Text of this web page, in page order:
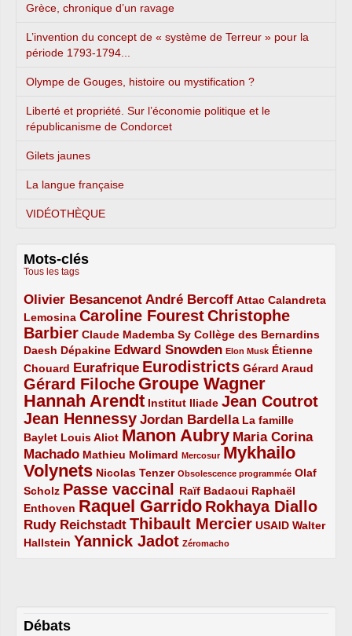
Grèce, chronique d’un ravage
L’invention du concept de « système de Terreur » pour la
période 1793-1794...
Olympe de Gouges, histoire ou mystification ?
Liberté et propriété. Sur l’économie politique et le
républicanisme de Condorcet
Gilets jaunes
La langue française
VIDÉOTHÈQUE
Mots-clés
Tous les tags
Olivier Besancenot
3/5 André Bercoff
3/5 Attac
2/5
Calandreta
Lemosina
2/5 Caroline Fourest
4/5
Christophe
Barbier
4/5 Claude Mademba Sy
2/5 Collège des Bernardins
2/5
Daesh
2/5 Dépakine
2/5 Edward Snowden
3/5 Elon Musk
1/5
Étienne
Chouard
2/5 Eurafrique
3/5 Eurodistricts
4/5 Gérard Araud
2/5
Gérard Filoche
4/5 Groupe Wagner
5/5
Hannah Arendt
5/5 Institut Iliade
2/5 Jean Coutrot
4/5
Jean Hennessy
4/5 Jordan Bardella
3/5
La famille
Baylet
2/5 Louis Aliot
2/5 Manon Aubry
5/5
Maria Corina
Machado
3/5 Mathieu Molimard
2/5 Mercosur
1/5
Mykhailo
Volynets
5/5 Nicolas Tenzer
2/5 Obsolescence programmée
1/5
Olaf
Scholz
2/5 Passe vaccinal
4/5 Raïf Badaoui
2/5
Raphaël
Enthoven
2/5 Raquel Garrido
5/5 Rokhaya Diallo
4/5
Rudy Reichstadt
3/5 Thibault Mercier
4/5 USAID
2/5
Walter
Hallstein
2/5 Yannick Jadot
4/5 Zéromacho
1/5
Débats